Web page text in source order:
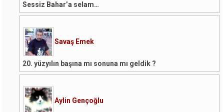
Sessiz Bahar’a selam…
Savaş Emek
20. yüzyılın başına mı sonuna mı geldik ?
Aylin Gençoğlu